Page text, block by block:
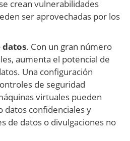
crean vulnerabilidades
ser aprovechadas por los
datos. Con un gran número
aumenta el potencial de
Una configuración
de seguridad
virtuales pueden
datos confidenciales y
de datos o divulgaciones no